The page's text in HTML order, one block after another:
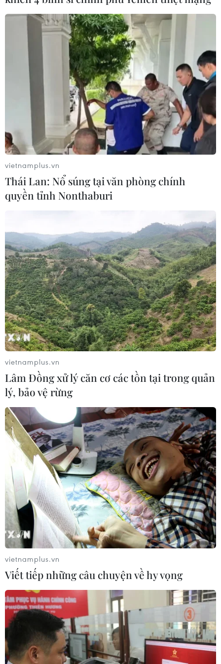
TIN CÙNG CHUYÊN MỤC
Xung đột Hamas-Israel: Ai Cập kêu
gọi các bên tuân thủ kế hoạch hòa
bình Gaza
10/08/2026 04:22
Đạt tiến triển với Oman, Iran vẫn siết
vietnamplus.vn
Thái Lan: Nổ súng tại văn phòng chính
quyền tỉnh Nonthaburi
vietnamplus.vn
Lâm Đồng xử lý căn cơ các tồn tại trong quản
lý, bảo vệ rừng
vietnamplus.vn
Viết tiếp những câu chuyện về hy vọng